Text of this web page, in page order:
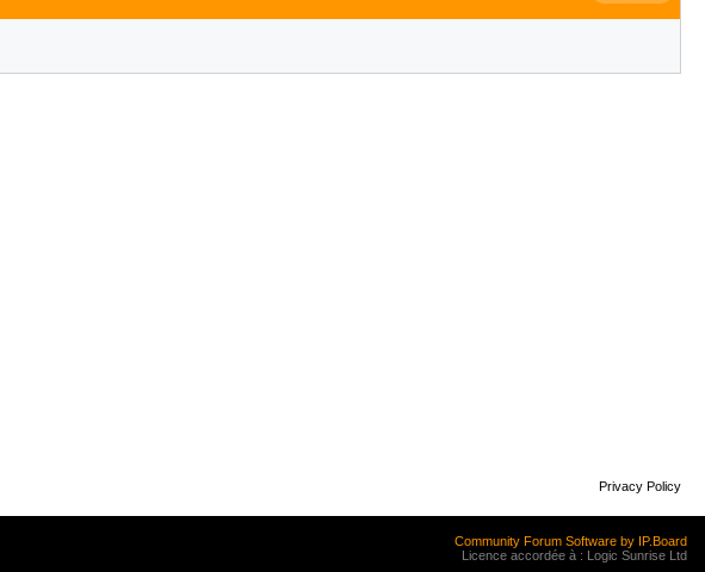
Privacy Policy
Community Forum Software by IP.Board
Licence accordée à : Logic Sunrise Ltd